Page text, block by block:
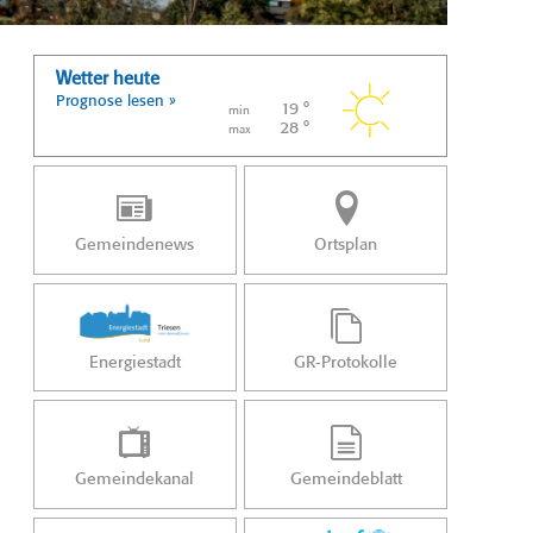
Wetter heute
Prognose lesen »
min 19 °
max 28 °
Gemeindenews Ortsplan
Energiestadt GR-Protokolle
Gemeindekanal Gemeindeblatt